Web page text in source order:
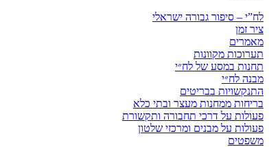
לח”י – סיפור גבורה ישראלי
ציר זמן
מאמרים
תערוכות מקוונות
תחנות במסע של לח״י
מבנה לח״י
התנקשויות בבריטים
בריחות ממחנות מעצר ובתי כלא
פעולות על דרכי תחבורה ותקשורת
פעולות על מבנים ומרכזי שלטון
משפטים